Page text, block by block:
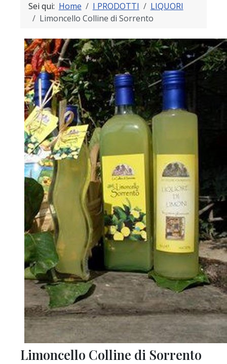
Sei qui: Home I PRODOTTI
LIQUORI
Limoncello Colline di Sorrento
Limoncello Colline di Sorrento